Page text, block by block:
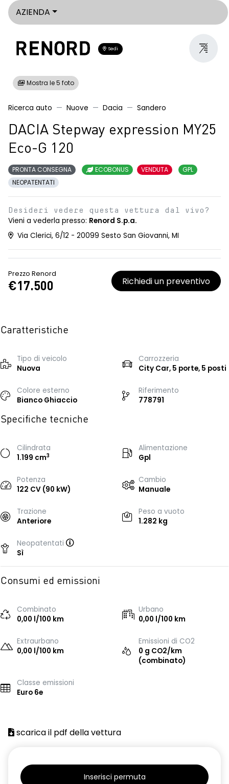
AZIENDA
Sedi
Mostra le 5 foto
Ricerca auto Nuove Dacia Sandero
DACIA Stepway expression MY25
Eco-G 120
PRONTA CONSEGNA ECOBONUS VENDUTA
GPL
NEOPATENTATI
Desideri vedere questa vettura dal vivo?
Vieni a vederla presso: Renord S.p.a.
Via Clerici, 6/12 - 20099 Sesto San Giovanni, MI
Prezzo Renord
€17.500 Richiedi un preventivo
Caratteristiche
Tipo di veicolo
Nuova
Carrozzeria
City Car, 5 porte, 5 posti
Colore esterno
Bianco Ghiaccio
Riferimento
778791
Specifiche tecniche
Cilindrata
1.199 cm3
Alimentazione
Gpl
Potenza
122 CV (90 kW)
Cambio
Manuale
Trazione
Anteriore
Peso a vuoto
1.282 kg
Neopatentati
Sì
Consumi ed emissioni
Combinato
0,00 l/100 km
Urbano
0,00 l/100 km
Extraurbano
0,00 l/100 km
Emissioni di CO2
0 g CO2/km
(combinato)
Classe emissioni
Euro 6e
scarica il pdf della vettura
Inserisci permuta